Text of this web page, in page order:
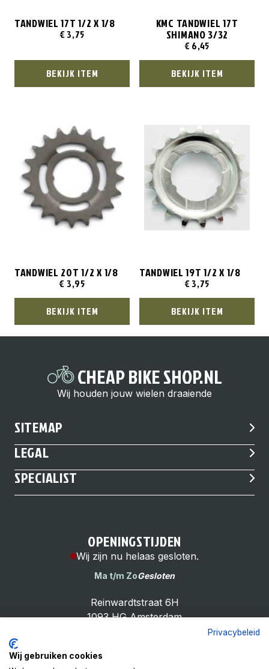
TANDWIEL 17T 1/2 X 1/8
€ 3,75
BEKIJK ITEM
KMC TANDWIEL 17T
SHIMANO 3/32
€ 6,45
BEKIJK ITEM
TANDWIEL 20T 1/2 X 1/8
€ 3,95
BEKIJK ITEM
TANDWIEL 19T 1/2 X 1/8
€ 3,75
BEKIJK ITEM
CHEAP BIKE SHOP.NL
Wij houden jouw wielen draaiende
SITEMAP
LEGAL
SPECIALIST
OPENINGSTIJDEN
Wij zijn nu helaas gesloten.
Ma t/m ZoGesloten
Reinwardtstraat 6H
1093 HG Amsterdam
Privacybeleid
Wij gebruiken cookies